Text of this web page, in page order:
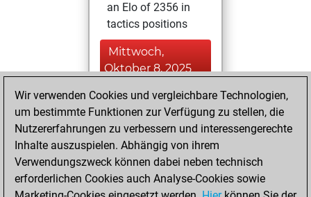
an Elo of 2356 in
tactics positions
Mittwoch,
Oktober 8, 2025
You achieved a
BeautyScore of 6
Fritz
achieved a new Elo
of 1603
Wir verwenden Cookies und vergleichbare Technologien,
um bestimmte Funktionen zur Verfügung zu stellen, die
Nutzererfahrungen zu verbessern und interessengerechte
Inhalte auszuspielen. Abhängig von ihrem
Verwendungszweck können dabei neben technisch
erforderlichen Cookies auch Analyse-Cookies sowie